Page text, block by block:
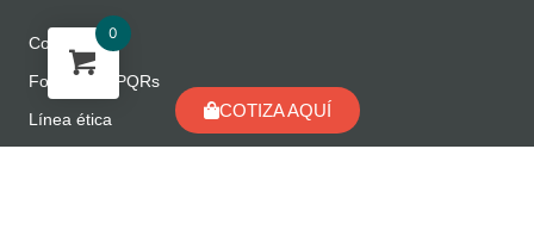
COTIZA AQUÍ
Contacto
Formulario PQRs
Línea ética
0